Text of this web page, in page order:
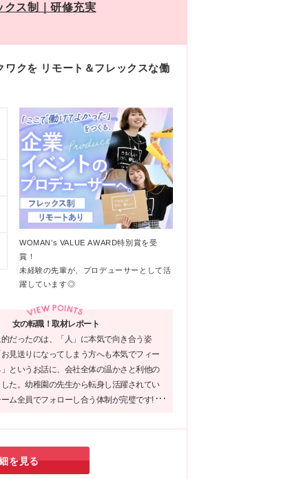
クス制｜研修充実
クを リモート＆フレックスな働
WOMAN’s VALUE AWARD特別賞を受
賞！
未経験の先輩が、プロデューサーとして活
躍しています◎
女の転職！取材レポート
だったのは、「人」に本気で向き合う姿
見送りになってしまう方へも本気でフィー
」というお話に、会社全体の温かさと利他の
た。幼稚園の先生から転身し活躍されてい
ム全員でフォローし合う体制が完璧です!
い想いを持つ方に、ぜひ自信を持っておす
す！
を見る